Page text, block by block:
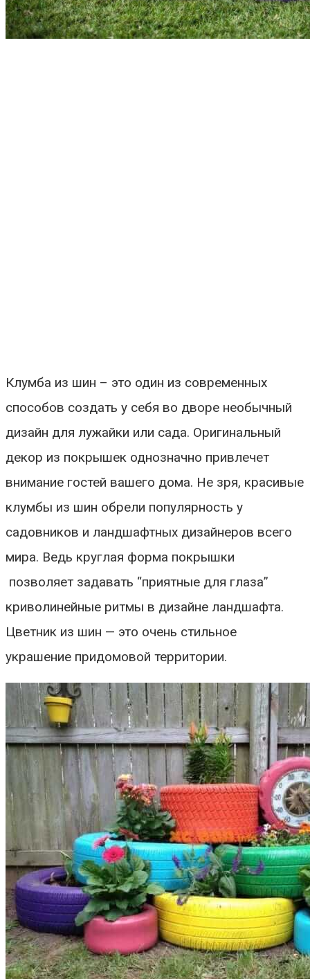
Клумба из шин – это один из современных
способов создать у себя во дворе необычный
дизайн для лужайки или сада. Оригинальный
декор из покрышек однозначно привлечет
внимание гостей вашего дома. Не зря, красивые
клумбы из шин обрели популярность у
садовников и ландшафтных дизайнеров всего
мира. Ведь круглая форма покрышки
позволяет задавать “приятные для глаза”
криволинейные ритмы в дизайне ландшафта.
Цветник из шин — это очень стильное
украшение придомовой территории.